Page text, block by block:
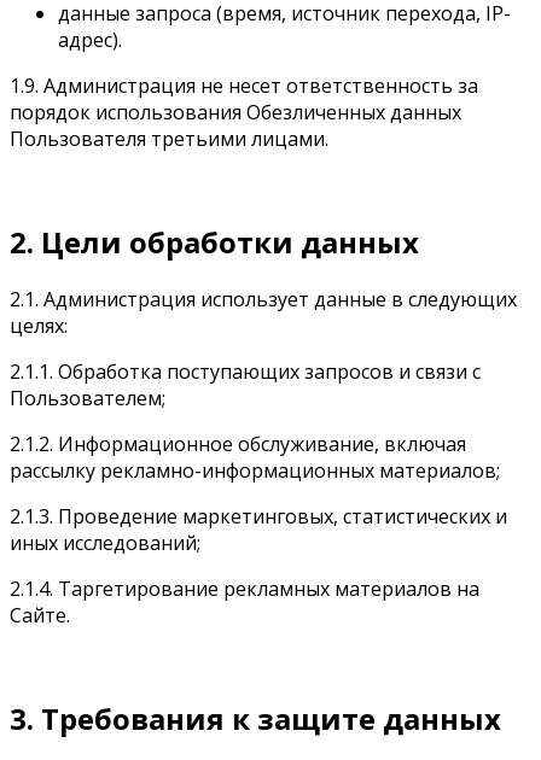
данные запроса (время, источник перехода, IP-
адрес).
1.9. Администрация не несет ответственность за
порядок использования Обезличенных данных
Пользователя третьими лицами.
2. Цели обработки данных
2.1. Администрация использует данные в следующих
целях:
2.1.1. Обработка поступающих запросов и связи с
Пользователем;
2.1.2. Информационное обслуживание, включая
рассылку рекламно-информационных материалов;
2.1.3. Проведение маркетинговых, статистических и
иных исследований;
2.1.4. Таргетирование рекламных материалов на
Сайте.
3. Требования к защите данных